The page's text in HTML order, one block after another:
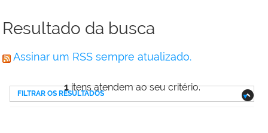
Resultado da busca
Assinar um RSS sempre atualizado.
1itens atendem ao seu critério.
FILTRAR OS RESULTADOS